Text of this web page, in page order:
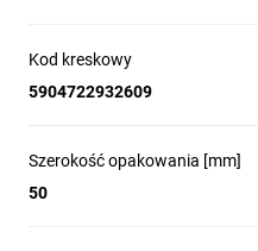
Kod kreskowy
5904722932609
Szerokość opakowania [mm]
50